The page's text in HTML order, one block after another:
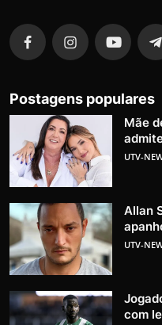
Postagens populares
Mãe
UTV-
Allan
UTV-
com